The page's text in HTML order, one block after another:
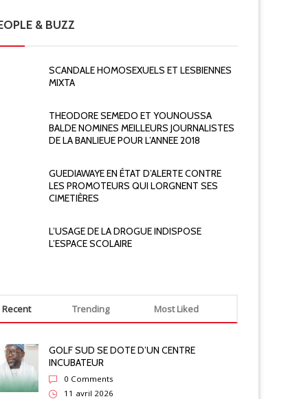
& BUZZ
SCANDALE HOMOSEXUELS ET LESBIENNES
MIXTA
THEODORE SEMEDO ET YOUNOUSSA
BALDE NOMINES MEILLEURS JOURNALISTES
DE LA BANLIEUE POUR L’ANNEE 2018
GUEDIAWAYE EN ÉTAT D’ALERTE CONTRE
LES PROMOTEURS QUI LORGNENT SES
CIMETIÈRES
L’USAGE DE LA DROGUE INDISPOSE
L’ESPACE SCOLAIRE
Recent Trending Most Liked
GOLF SUD SE DOTE D’UN CENTRE
INCUBATEUR
0 Comments
11 avril 2026